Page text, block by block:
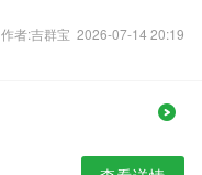
作者:吉群宝 2026-07-14 20:19